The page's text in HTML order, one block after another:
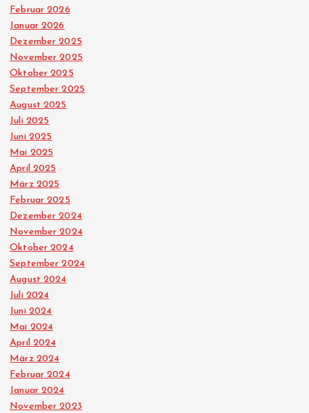
Februar 2026
Januar 2026
Dezember 2025
November 2025
Oktober 2025
September 2025
August 2025
Juli 2025
Juni 2025
Mai 2025
April 2025
März 2025
Februar 2025
Dezember 2024
November 2024
Oktober 2024
September 2024
August 2024
Juli 2024
Juni 2024
Mai 2024
April 2024
März 2024
Februar 2024
Januar 2024
November 2023